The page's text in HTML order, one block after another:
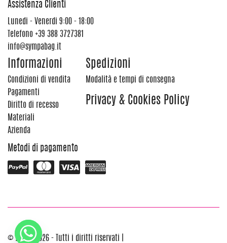
Assistenza Clienti
Lunedi - Venerdi 9:00 - 18:00
Telefono +39 388 3727381
info@sympabag.it
Informazioni
Condizioni di vendita
Pagamenti
Diritto di recesso
Materiali
Azienda
Spedizioni
Modalità e tempi di consegna
Privacy & Cookies Policy
Metodi di pagamento
© 2012 - 2026 - Tutti i diritti riservati |